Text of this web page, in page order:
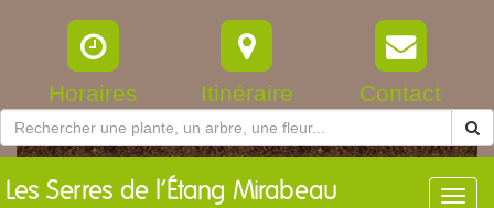
Horaires Itinéraire Contact
Les Serres de l’Étang Mirabeau